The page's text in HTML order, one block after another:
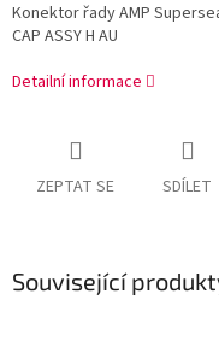
Konektor řady AMP
CAP ASSY H AU
Detailní informace
ZEPTAT SE SDÍLET
Související